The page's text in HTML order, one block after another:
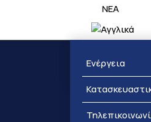
Βραβεύσεις
Ενέργεια
NEA